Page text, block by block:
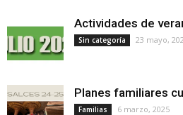
Actividades de
Sin categoría 23 mayo,
Planes familiares
Familias 6 marzo, 2025